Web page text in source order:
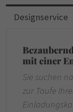
Designservice
mit einer
Sie suchen
zur Taufe